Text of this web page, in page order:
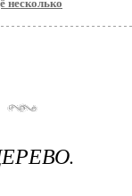
несколько